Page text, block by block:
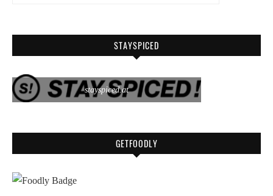
STAYSPICED
stayspiced.at
GETFOODLY